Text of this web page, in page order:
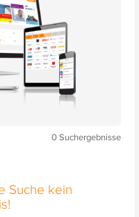
0Suchergebnisse
Suche kein